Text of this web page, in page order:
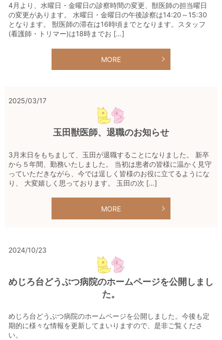
4月より、水曜日・金曜日の診察時間の変更、獣医師の担当曜日
の変更があります。 水曜日・金曜日の午後診察は14:20～15:30
となります。 獣医師の滞在は16時頃までとなります。スタッフ
(看護師・トリマー)は18時までお […]
MORE
2025/03/17
玉田獣医師、退職のお知らせ
3月末日をもちまして、玉田が退職することになりました。 新卒
から５年間、勤務いたしました。 当初は患者の皆様に温かく見守
っていただきながら、今では逞しく皆様のお役に立てるようにな
り、 大変嬉しく思っております。 玉田の次 […]
MORE
2024/10/23
めじろ台どうぶつ病院のホームページを公開しまし
た。
めじろ台どうぶつ病院のホームページを公開しました。今後も定
期的に様々な情報を更新してまいりますので、是非ご覧くださ
い。